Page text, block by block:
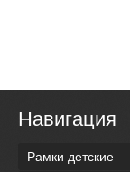
Навигация
Рамки детские